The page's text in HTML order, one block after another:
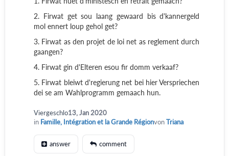
2. Firwat get sou laang gewaard bis d'kannergeld
mol ennert loup gehol get?
3. Firwat as den projet de loi net as reglement durch
gaangen?
4. Firwat gin d'Elteren esou fir domm verkaaf?
5. Firwat bleiwt d'regierung net bei hier Verspriechen
dei se am Wahlprogramm gemaach hun.
Viergeschlo13, Jan 2020
in Famille, Intégration et la Grande RégionvonTriana
answer comment